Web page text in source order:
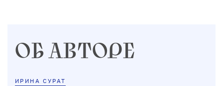
ОБ АВТОРЕ
ИРИНА СУРАТ